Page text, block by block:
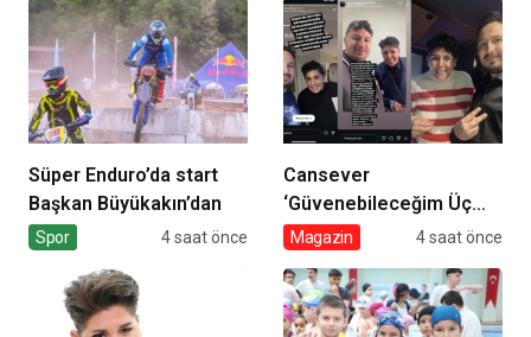
Süper Enduro’da start
Başkan Büyükakın’dan
Spor 4 saat önce
Cansever
‘Güvenebileceğim Üç
İnsandan Biri’ Demişti:
Cansever’e Duygusal
Veda
Magazin 4 saat önce